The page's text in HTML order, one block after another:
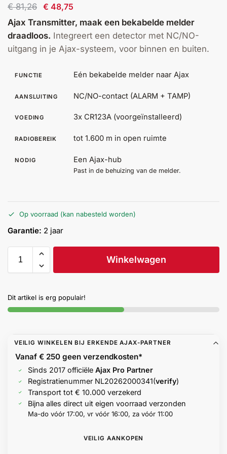
Alarmsystemen
&
Branddetectie
Help &
service
€81,26 € 48,75
Ajax Transmitter, maak een bekabelde melder
draadloos. Integreert een detector met NC/NO-
uitgang in je Ajax-systeem, voor binnen en buiten.
FUNCTIE Eén bekabelde melder naar Ajax
AANSLUITING NC/NO-contact (ALARM + TAMP)
VOEDING 3x CR123A (voorgeïnstalleerd)
RADIOBEREIK tot 1.600 m in open ruimte
NODIG Een Ajax-hub
Past in de behuizing van de melder.
Op voorraad (kan nabesteld worden)
Garantie: 2 jaar
Winkelwagen
Dit artikel is erg populair!
VEILIG WINKELEN BIJ ERKENDE AJAX-PARTNER
Vanaf € 250 geenverzendkosten*
Sinds 2017 officiële Ajax Pro Partner
Registratienummer NL20262000341(verify)
Transport tot € 10.000 verzekerd
Bijna alles direct uit eigen voorraad verzonden
Ma-do vóór 17:00, vr vóór 16:00, za vóór 11:00
VEILIG AANKOPEN